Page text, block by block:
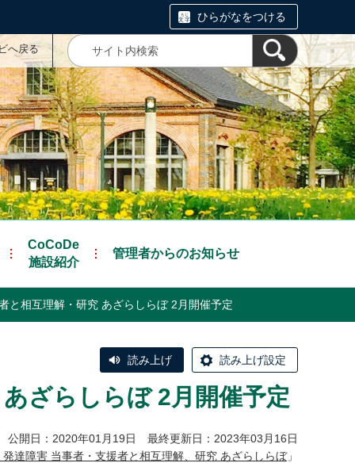
ひらがなをつける
へ戻る
CoCoDe
施設紹介
管理者からのお知らせ
と相互理解・研究 あざらしらぼ 2月開催予定
読み上げ 読み上げ設定
ざらしらぼ 2月開催予定
公開日：2020年01月19日 最終更新日：2023年03月16日
達障害 当事者・支援者と相互理解、研究 あざらしらぼ」